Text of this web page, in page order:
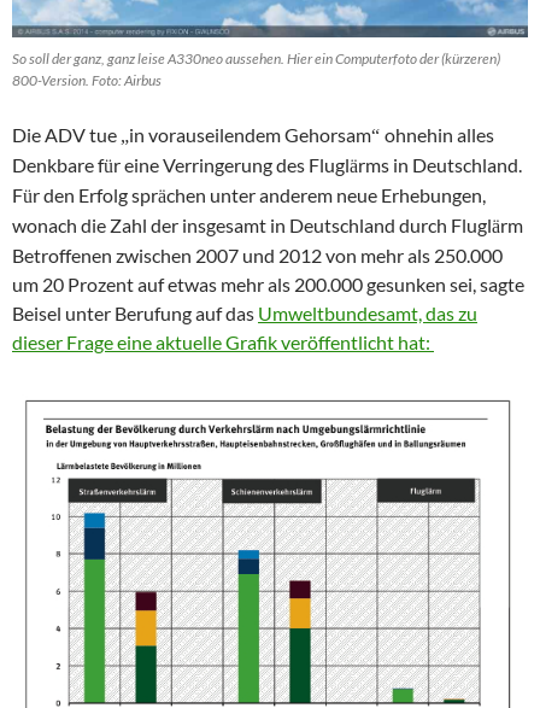
So soll der ganz, ganz leise A330neo aussehen. Hier ein Computerfoto der (kürzeren)
800-Version. Foto: Airbus
Die ADV tue „in vorauseilendem Gehorsam“ ohnehin alles
Denkbare für eine Verringerung des Fluglärms in Deutschland.
Für den Erfolg sprächen unter anderem neue Erhebungen,
wonach die Zahl der insgesamt in Deutschland durch Fluglärm
Betroffenen zwischen 2007 und 2012 von mehr als 250.000
um 20 Prozent auf etwas mehr als 200.000 gesunken sei, sagte
Beisel unter Berufung auf das Umweltbundesamt, das zu
dieser Frage eine aktuelle Grafik veröffentlicht hat: